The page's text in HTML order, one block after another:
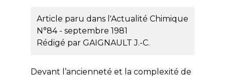
Article paru dans l'Actualité Chimique
N°84 - septembre 1981
Rédigé par GAIGNAULT J.-C.
Devant l’ancienneté et la complexité de